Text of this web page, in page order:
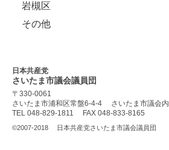
岩槻区
その他
日本共産党
さいたま市議会議員団
〒330-0061
さいたま市浦和区常盤6-4-4
さいたま市議会内
TEL 048-829-1811
FAX 048-833-8165
©2007-2018 日本共産党さいたま市議会議員団